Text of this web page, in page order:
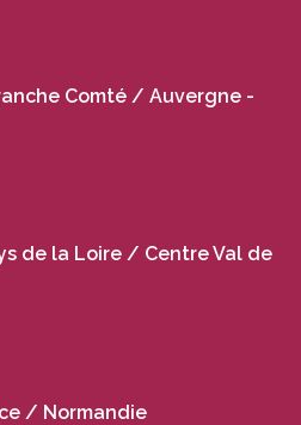
Comté / Auvergne -
de la Loire / Centre Val de
/ Normandie